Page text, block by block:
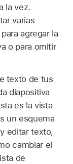
la vez.
varias
agregar la
o para omitir
texto de tus
diapositiva
es la vista
un esquema
editar texto,
cambiar el
de